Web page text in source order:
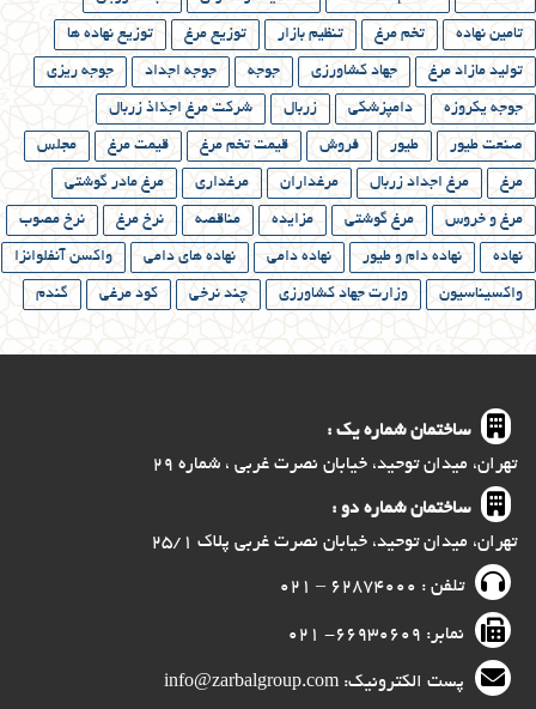
نهاده تخم مرغ تنظیم بازار توزیع مرغ توزیع نهاده ها
مازاد مرغ جهاد کشاورزی جوجه جوجه اجداد جوجه ریزی
یکروزه دامپزشکی زربال شرکت مرغ اجذاذ زربال
طیور طیور فروش قیمت تخم مرغ قیمت مرغ مجلس
مرغ اجداد زربال مرغداران مرغداری مرغ مادر گوشتی
و خروس مرغ گوشتی مزایده مناقصه نرخ مرغ نرخ مصوب
نهاده دام و طیور نهاده دامی نهاده های دامی واکسن آنفلوانزا
وزارت جهاد کشاورزی چند نرخی کود مرغی گندم
ساختمان شماره یک :
تهران، میدان توحید، خیابان نصرت غربی ، شماره ۲۹
ساختمان شماره دو :
تهران، میدان توحید، خیابان نصرت غربی پلاک ۲۵/۱
تلفن : ۶۲۸۷۴۰۰۰ – ۰۲۱
نمابر: ۶۶۹۳۰۶۰۹- ۰۲۱
پست الکترونیک: info@zarbalgroup.com